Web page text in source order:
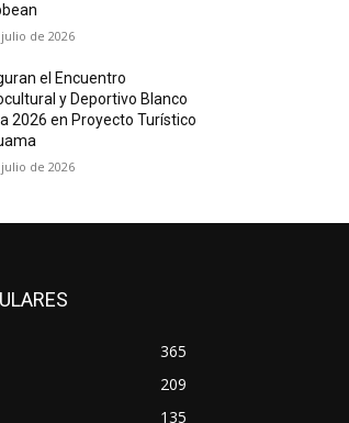
de 2026
el Encuentro
y Deportivo Blanco
2026 en Proyecto Turístico
de 2026
365
209
135